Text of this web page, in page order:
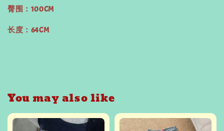
臀围：100CM
长度：64CM
You may also like